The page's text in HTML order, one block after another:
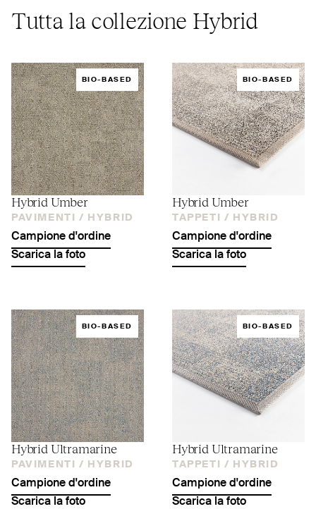
Tutta la collezione Hybrid
BIO-BASED
Hybrid Umber
PAVIMENTI / HYBRID
Campione d'ordine
Scarica la foto
BIO-BASED
Hybrid Umber
TAPPETI / HYBRID
Campione d'ordine
Scarica la foto
BIO-BASED
Hybrid Ultramarine
PAVIMENTI / HYBRID
Campione d'ordine
Scarica la foto
BIO-BASED
Hybrid Ultramarine
TAPPETI / HYBRID
Campione d'ordine
Scarica la foto